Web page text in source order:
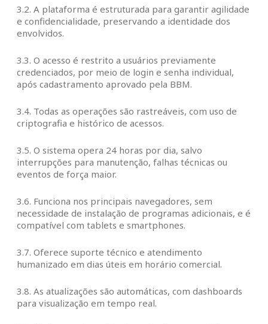
3.2. A plataforma é estruturada para garantir agilidade
e confidencialidade, preservando a identidade dos
envolvidos.
3.3. O acesso é restrito a usuários previamente
credenciados, por meio de login e senha individual,
após cadastramento aprovado pela BBM.
3.4. Todas as operações são rastreáveis, com uso de
criptografia e histórico de acessos.
3.5. O sistema opera 24 horas por dia, salvo
interrupções para manutenção, falhas técnicas ou
eventos de força maior.
3.6. Funciona nos principais navegadores, sem
necessidade de instalação de programas adicionais, e é
compatível com tablets e smartphones.
3.7. Oferece suporte técnico e atendimento
humanizado em dias úteis em horário comercial.
3.8. As atualizações são automáticas, com dashboards
para visualização em tempo real.